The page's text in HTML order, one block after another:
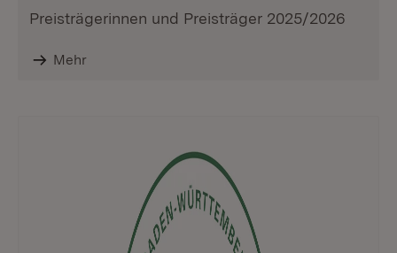
Preisträgerinnen und Preisträger 2025/2026
Mehr